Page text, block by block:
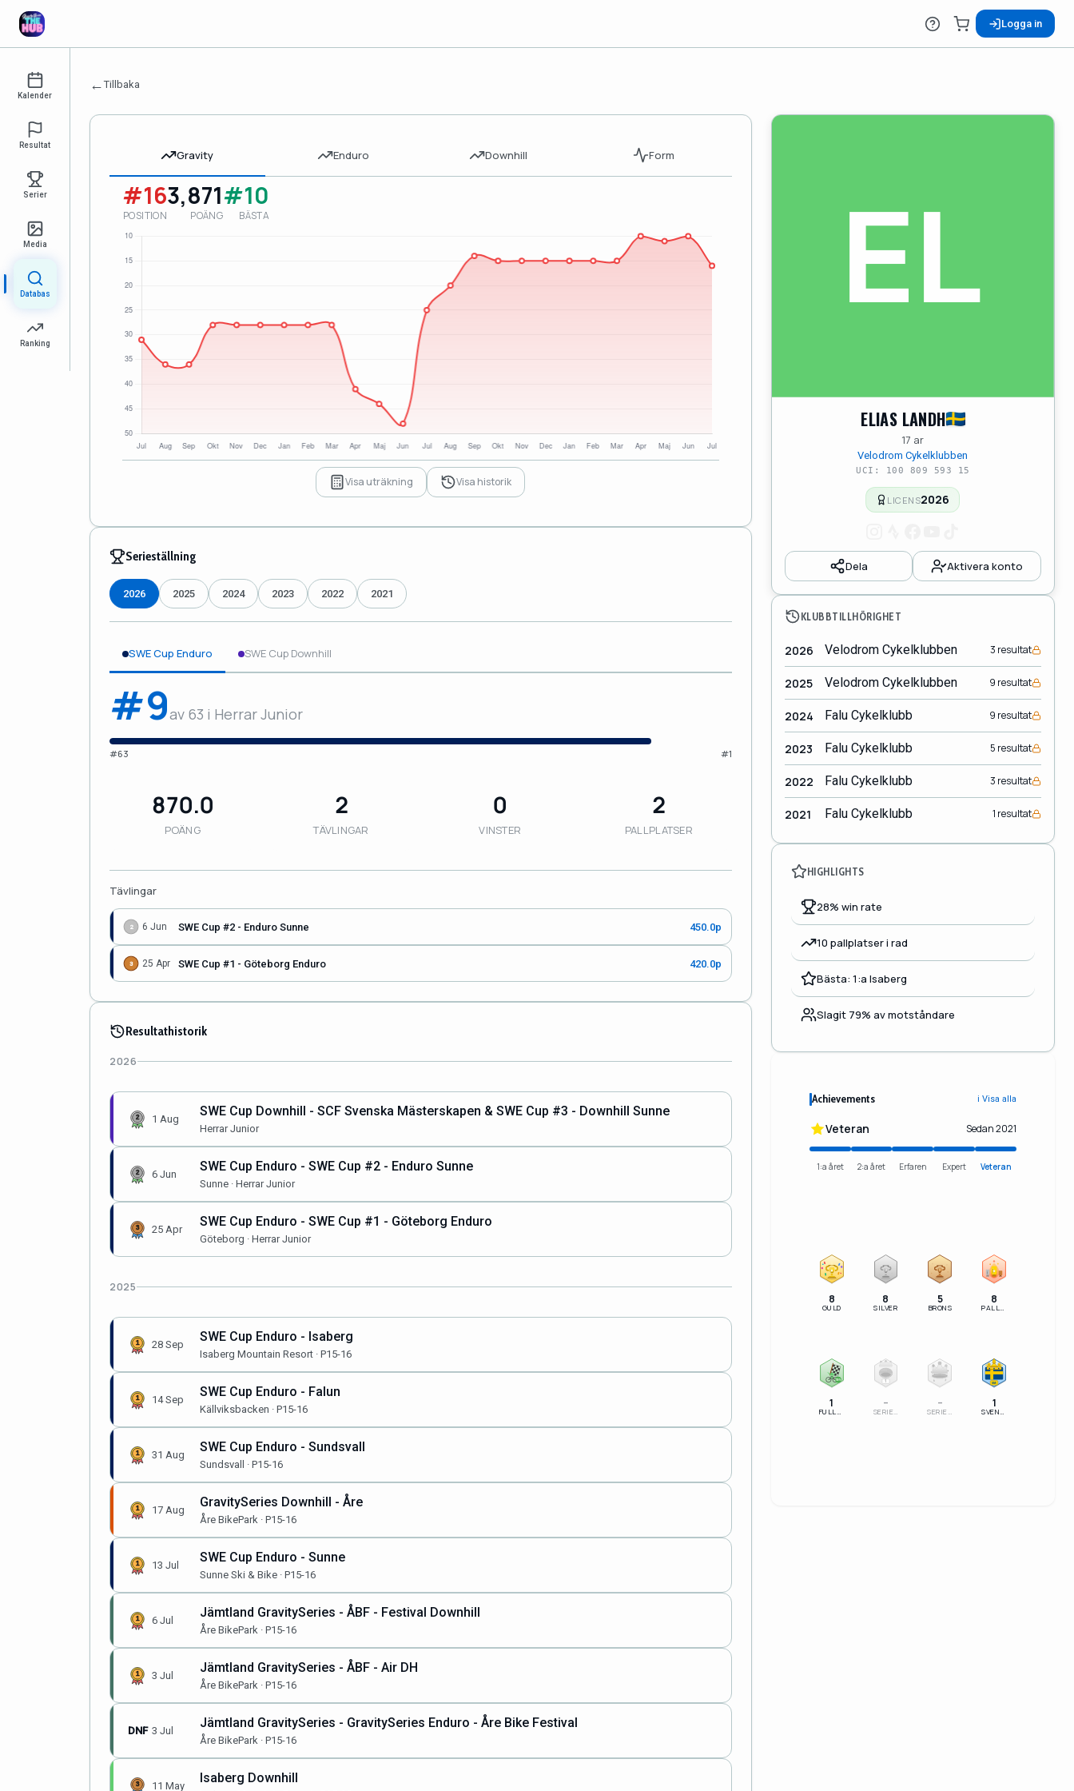
Logga in
Kalender
Resultat
Serier
Media
Databas
Ranking
←Tillbaka
Gravity Enduro Downhill Form
#16
POSITION
3,871
POÄNG
#10
BÄSTA
Visa uträkning Visa historik
Serieställning
2026 2025 2024 2023 2022 2021
SWE Cup Enduro SWE Cup Downhill
#9av 63 i Herrar Junior
#63 #1
870.0
POÄNG
2
TÄVLINGAR
0
VINSTER
2
PALLPLATSER
Tävlingar
2 6 Jun SWE Cup #2 - Enduro Sunne 450.0p
3 25 Apr SWE Cup #1 - Göteborg Enduro 420.0p
Resultathistorik
2026
1 Aug
SWE Cup Downhill - SCF Svenska Mästerskapen & SWE Cup #3 - Downhill Sunne
Herrar Junior
6 Jun
SWE Cup Enduro - SWE Cup #2 - Enduro Sunne
Sunne · Herrar Junior
25 Apr
SWE Cup Enduro - SWE Cup #1 - Göteborg Enduro
Göteborg · Herrar Junior
2025
28 Sep
SWE Cup Enduro - Isaberg
Isaberg Mountain Resort · P15-16
14 Sep
SWE Cup Enduro - Falun
Källviksbacken · P15-16
31 Aug
SWE Cup Enduro - Sundsvall
Sundsvall · P15-16
17 Aug
GravitySeries Downhill - Åre
Åre BikePark · P15-16
13 Jul
SWE Cup Enduro - Sunne
Sunne Ski & Bike · P15-16
6 Jul
Jämtland GravitySeries - ÅBF - Festival Downhill
Åre BikePark · P15-16
3 Jul
Jämtland GravitySeries - ÅBF - Air DH
Åre BikePark · P15-16
DNF 3 Jul
Jämtland GravitySeries - GravitySeries Enduro - Åre Bike Festival
Åre BikePark · P15-16
11 May
Isaberg Downhill
ELIAS LANDH
17 ar
Velodrom Cykelklubben
UCI: 100 809 593 15
LICENS2026
Dela Aktivera konto
KLUBBTILLHÖRIGHET
2026 Velodrom Cykelklubben 3 resultat
2025 Velodrom Cykelklubben 9 resultat
2024 Falu Cykelklubb 9 resultat
2023 Falu Cykelklubb 5 resultat
2022 Falu Cykelklubb 3 resultat
2021 Falu Cykelklubb 1 resultat
HIGHLIGHTS
28% win rate
10 pallplatser i rad
Bästa: 1:a Isaberg
Slagit 79% av motståndare
Achievements ℹ️ Visa alla
Veteran Sedan 2021
1:a året 2:a året Erfaren Expert Veteran
8
GULD
2
8
SILVER
3
5
BRONS
8
PALLSERIE
100%
1
FULLFÖLJT
1
–
SERIELEDARE
–
SERIESEGRARE
SM
1
SVENSK MÄSTARE